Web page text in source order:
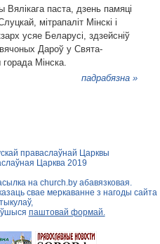
Вялікага паста, дзень памяці
мітрапаліт Мінскі і
усяе Беларусі, здзейсніў
Дароў у Свята-
Мінска.
падрабязна »
праваслаўнай Царквы
Царква 2019
на church.by абавязковая.
свае меркаванне з нагоды сайта
паштовай формай.